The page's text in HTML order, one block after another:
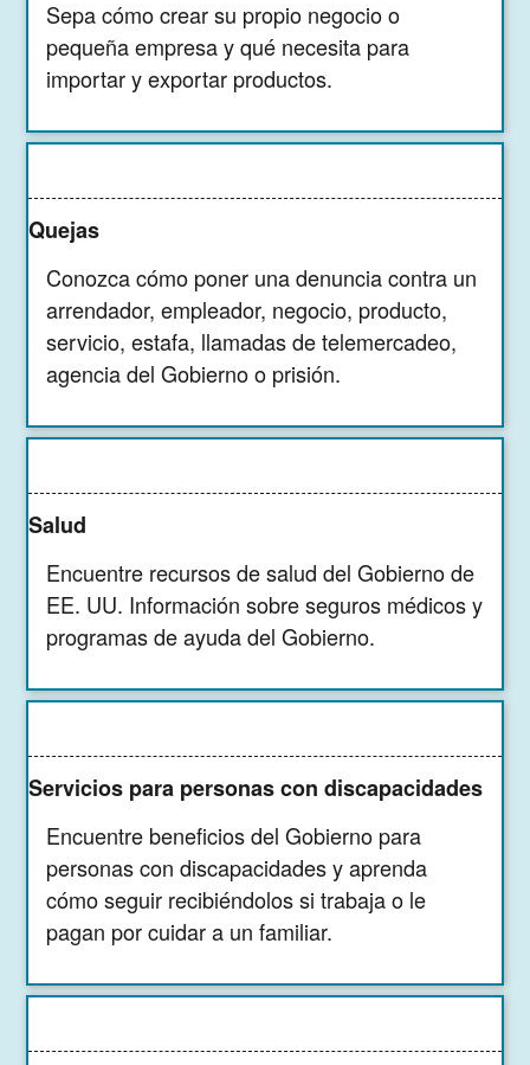
Sepa cómo crear su propio negocio o
pequeña empresa y qué necesita para
importar y exportar productos.
Quejas
Conozca cómo poner una denuncia contra un
arrendador, empleador, negocio, producto,
servicio, estafa, llamadas de telemercadeo,
agencia del Gobierno o prisión.
Salud
Encuentre recursos de salud del Gobierno de
EE. UU. Información sobre seguros médicos y
programas de ayuda del Gobierno.
Servicios para personas con discapacidades
Encuentre beneficios del Gobierno para
personas con discapacidades y aprenda
cómo seguir recibiéndolos si trabaja o le
pagan por cuidar a un familiar.